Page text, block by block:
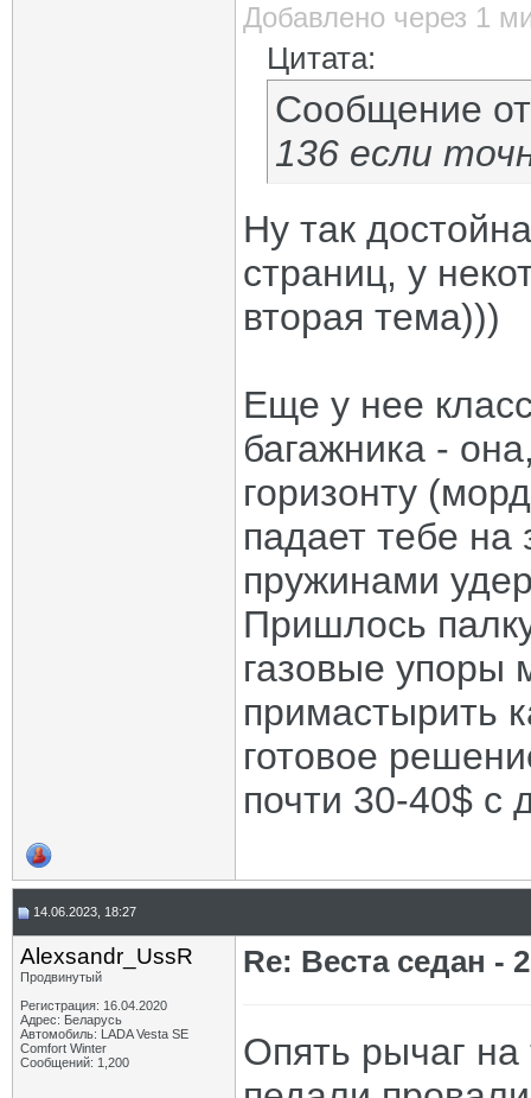
Добавлено через 1
Цитата:
Сообщение
136 если
Ну так
страниц, у
вторая тема)))
Еще у нее
багажника -
горизонту
падает тебе на
пружинами
Пришлось
газовые упоры
примастырить
готовое
почти 30-40$ с
14.06.2023, 18:27
Alexsandr_UssR
Продвинутый
Регистрация: 16.04.2020
Адрес: Беларусь
Автомобиль: LADA Vesta SE
Comfort Winter
Сообщений: 1,200
Re: Веста седан - 2
Опять рычаг на